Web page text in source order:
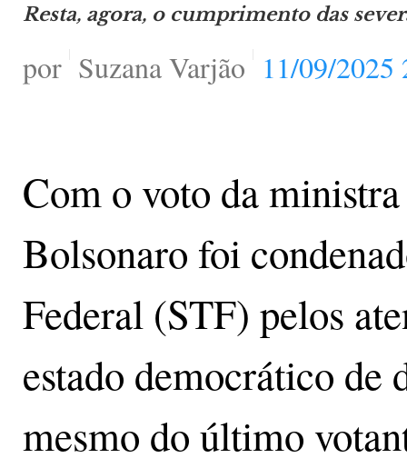
Resta, agora, o cumprimento das
por Suzana Varjão 11/09/2025
Com o voto da
Bolsonaro foi
Federal (STF) pelos
estado democrático de
mesmo do último